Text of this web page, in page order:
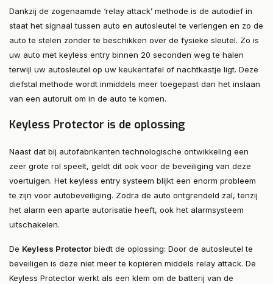
Dankzij de zogenaamde ‘relay attack’ methode is de autodief in
staat het signaal tussen auto en autosleutel te verlengen en zo de
auto te stelen zonder te beschikken over de fysieke sleutel. Zo is
uw auto met keyless entry binnen 20 seconden weg te halen
terwijl uw autosleutel op uw keukentafel of nachtkastje ligt. Deze
diefstal methode wordt inmiddels meer toegepast dan het inslaan
van een autoruit om in de auto te komen.
Keyless Protector is de oplossing
Naast dat bij autofabrikanten technologische ontwikkeling een
zeer grote rol speelt, geldt dit ook voor de beveiliging van deze
voertuigen. Het keyless entry systeem blijkt een enorm probleem
te zijn voor autobeveiliging. Zodra de auto ontgrendeld zal, tenzij
het alarm een aparte autorisatie heeft, ook het alarmsysteem
uitschakelen.
De Keyless Protector biedt de oplossing: Door de autosleutel te
beveiligen is deze niet meer te kopiëren middels relay attack. De
Keyless Protector werkt als een klem om de batterij van de